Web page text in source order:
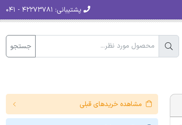
پشتیبانی:
جستجو
مشاهده خریدهای قبلی